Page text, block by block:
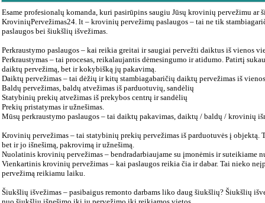
Esame profesionalų komanda, kuri pasirūpins saugiu Jūsų krovinių pervežimu ar
KroviniųPervežimas24. lt – krovinių pervežimų paslaugos – tai ne tik
paslaugos bei šiukšlių išvežimas.
Perkraustymo paslaugos – kai reikia greitai ir saugiai pervežti daiktus iš vienos
Perkraustymas – tai procesas, reikalaujantis dėmesingumo ir atidumo. Patirtį
daiktų pervežimą, bet ir kokybišką jų pakavimą.
Daiktų pervežimas – tai dėžių ir kitų stambiagabaričių daiktų pervežimas iš
Baldų pervežimas, baldų atvežimas iš parduotuvių, sandėlių
Statybinių prekių atvežimas iš prekybos centrų ir sandėlių
Prekių pristatymas ir užnešimas.
Mūsų perkraustymo paslaugos – tai daiktų pakavimas, daiktų / baldų / krovinių
Krovinių pervežimas – tai statybinių prekių pervežimas iš parduotuvės į objektą.
bet ir jo išnešimą, pakrovimą ir užnešimą.
Nuolatinis krovinių pervežimas – bendradarbiaujame su įmonėmis ir
Vienkartinis krovinių pervežimas – kai paslaugos reikia čia ir dabar. Tai nieko
pervežimą reikiamu laiku.
Šiukšlių išvežimas – pasibaigus remonto darbams liko daug šiukšlių? Šiukšlių